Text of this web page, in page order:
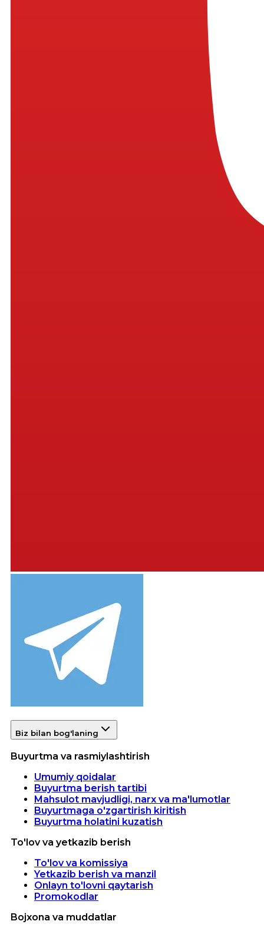
Biz bilan bog'laning
Buyurtma va rasmiylashtirish
Umumiy qoidalar
Buyurtma berish tartibi
Mahsulot mavjudligi, narx va ma'lumotlar
Buyurtmaga o'zgartirish kiritish
Buyurtma holatini kuzatish
To'lov va yetkazib berish
To'lov va komissiya
Yetkazib berish va manzil
Onlayn to'lovni qaytarish
Promokodlar
Bojxona va muddatlar